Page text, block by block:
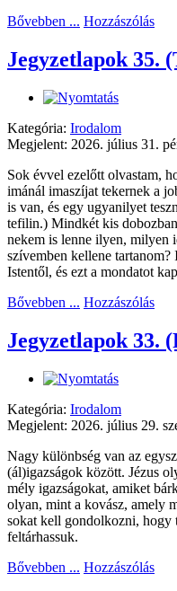
Bővebben ... Hozzászólás
Jegyzetlapok 35.
Kategória: Irodalom
Megjelent: 2026. július 31.
Sok évvel ezelőtt olvastam,
imánál imaszíjat tekernek a
is van, és egy ugyanilyet
tefilin.) Mindkét kis
nekem is lenne ilyen, milyen
szívemben kellene tartanom?
Istentől, és ezt a mondatot
Bővebben ... Hozzászólás
Jegyzetlapok 33.
Kategória: Irodalom
Megjelent: 2026. július 29.
Nagy különbség van az
(ál)igazságok között. Jézus
mély igazságokat, amiket
olyan, mint a kovász, amely
sokat kell gondolkozni, hogy
feltárhassuk.
Bővebben ... Hozzászólás